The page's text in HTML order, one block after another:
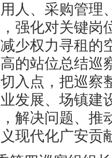
人、采购管理
强化对关键岗
少权力寻租的
的站位总结巡
入点，把巡察
发展、场镇建
解决问题、推
现代化广安贡